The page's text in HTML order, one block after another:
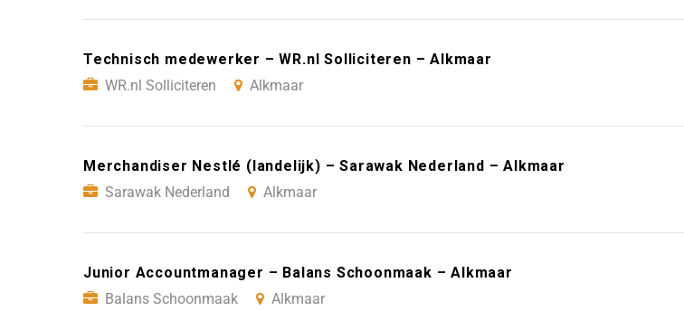
Technisch medewerker – WR.nl Solliciteren – Alkmaar
WR.nl Solliciteren
Alkmaar
Merchandiser Nestlé (landelijk) – Sarawak Nederland – Alkmaar
Sarawak Nederland
Alkmaar
Junior Accountmanager – Balans Schoonmaak – Alkmaar
Balans Schoonmaak
Alkmaar